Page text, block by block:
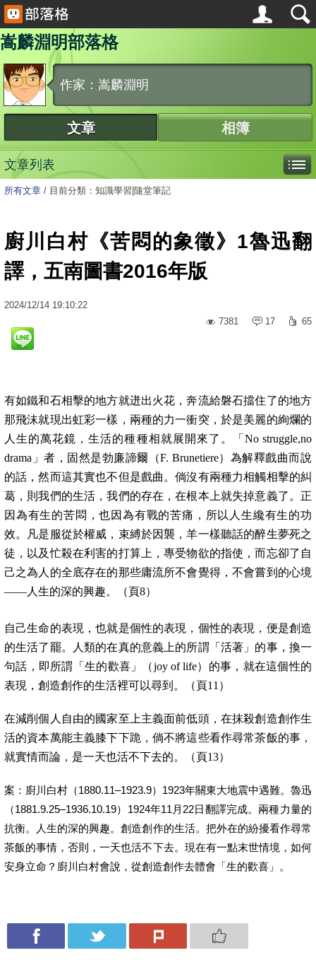
嵩麟淵明部落格
作家：嵩麟淵明
文章 相簿
文章列表
所有文章 / 目前分類：知識學習|隨堂筆記
廚川白村《苦悶的象徵》1魯迅翻
譯，五南圖書2016年版
2024/12/14 19:10:22
7381
17 65
有如鐵和石相擊的地方就迸出火花，奔流給磐石擋住了的地方
那飛沫就現出虹彩一樣，兩種的力一衝突，於是美麗的絢爛的
人生的萬花鏡，生活的種種相就展開來了。「No struggle,no
drama」者，固然是勃廉諦爾（F. Brunetiere）為解釋戲曲而說
的話，然而這其實也不但是戲曲。倘沒有兩種力相觸相擊的糾
葛，則我們的生活，我們的存在，在根本上就失掉意義了。正
因為有生的苦悶，也因為有戰的苦痛，所以人生纔有生的功
效。凡是服從於權威，束縛於因襲，羊一樣聽話的醉生夢死之
徒，以及忙殺在利害的打算上，專受物欲的指使，而忘卻了自
己之為人的全底存在的那些庸流所不會覺得，不會嘗到的心境
——人生的深的興趣。（頁8）
自己生命的表現，也就是個性的表現，個性的表現，便是創造
的生活了罷。人類的在真的意義上的所謂「活著」的事，換一
句話，即所謂「生的歡喜」（joy of life）的事，就在這個性的
表現，創造創作的生活裡可以尋到。（頁11）
在減削個人自由的國家至上主義面前低頭，在抹殺創造創作生
活的資本萬能主義膝下下跪，倘不將這些看作尋常茶飯的事，
就實情而論，是一天也活不下去的。（頁13）
案：廚川白村（1880.11–1923.9）1923年關東大地震中遇難。魯迅
（1881.9.25–1936.10.19）1924年11月22日翻譯完成。兩種力量的
抗衡。人生的深的興趣。創造創作的生活。把外在的紛擾看作尋常
茶飯的事情，否則，一天也活不下去。現在有一點末世情境，如何
安身立命？廚川白村會說，從創造創作去體會「生的歡喜」。